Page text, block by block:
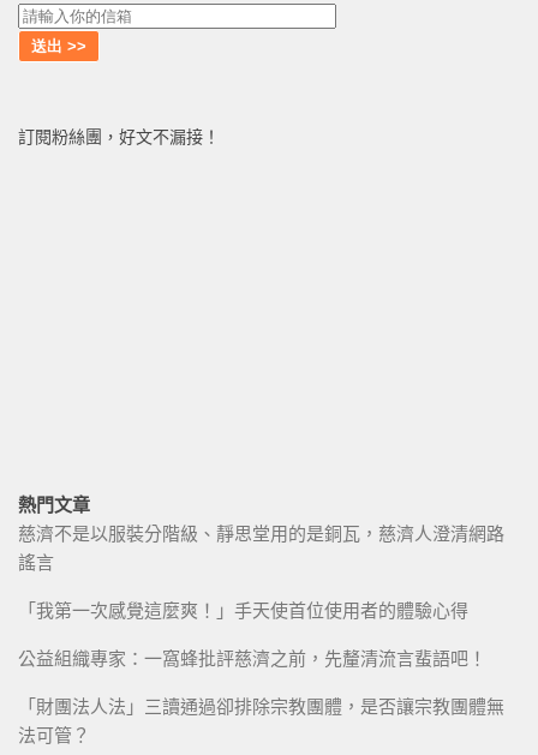
訂閱粉絲團，好文不漏接！
熱門文章
慈濟不是以服裝分階級、靜思堂用的是銅瓦，慈濟人澄清網路
謠言
「我第一次感覺這麼爽！」手天使首位使用者的體驗心得
公益組織專家：一窩蜂批評慈濟之前，先釐清流言蜚語吧！
「財團法人法」三讀通過卻排除宗教團體，是否讓宗教團體無
法可管？